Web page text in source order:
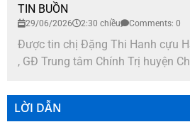
TIN BUỒN
29/06/2026 2:30 chiều Comments: 0
Được tin chị Đặng Thi Hanh cựu
, GĐ Trung tâm Chính Trị huyện
LỜI DẪN